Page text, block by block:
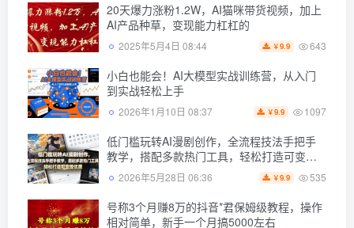
20天爆力涨粉1.2W，AI猫咪带货视频，加上
AI产品种草，变现能力杠杠的
2025年5月4日 08:44 ￥9.9 643
小白也能会！AI大模型实战训练营，从入门
到实战轻松上手
2026年1月10日 08:37 ￥9.9 1097
低门槛玩转AI漫剧创作，全流程技法手把手
教学，搭配多款热门工具，轻松打造可变现*
作品
2026年5月28日 06:36 ￥9.9 535
号称3个月赚8万的抖音*君保姆级教程，操作
相对简单，新手一个月搞5000左右